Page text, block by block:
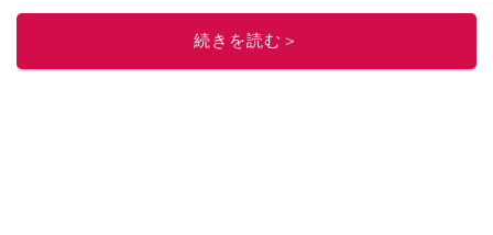
このイチオシストの他の記事を読む
続きを読む＞